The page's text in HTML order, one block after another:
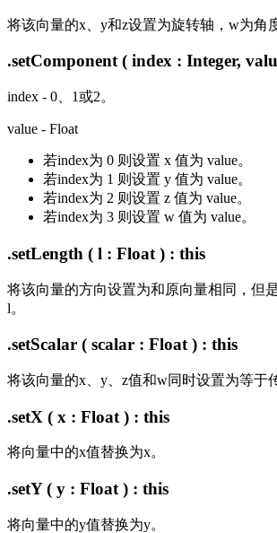
将该向量的x、y和z设置为旋转轴，w为角
.setComponent ( index : Integer,
index - 0、1或2。
value - Float
若index为 0 则设置 x 值为 value。
若index为 1 则设置 y 值为 value。
若index为 2 则设置 z 值为 value。
若index为 3 则设置 w 值为 value。
.setLength ( l : Float ) : this
将该向量的方向设置为和原向量相同，但
l。
.setScalar ( scalar : Float ) : this
将该向量的x、y、z值和w同时设置为等于传
.setX ( x : Float ) : this
将向量中的x值替换为x。
.setY ( y : Float ) : this
将向量中的y值替换为y。